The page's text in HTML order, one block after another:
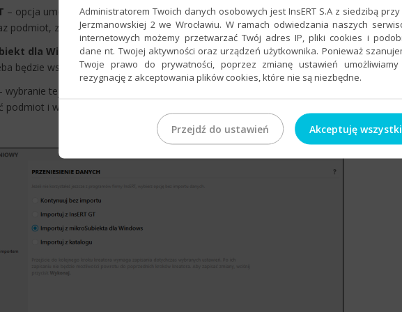
– opcja umożliwia przeniesienie danych z linii GT (w następnym kroku trzeba będzie
podmiot, z którego program pobierze dane)
dla Windows– zostaną przeniesione dane z mikro Subiekta dla Windows (w
będzie wskazać instancje oraz bazę, z którego program pobierze dane)
wybranie tej opcji spowoduje konieczność wskazania plik XML, z którego
podmiot i wczytać dane.
Administratorem Twoich danych osobowych jest InsERT S.A z siedzibą przy
Jerzmanowskiej 2 we Wrocławiu. W ramach odwiedzania naszych
internetowych możemy przetwarzać Twój adres IP, pliki cookies i
dane nt. Twojej aktywności oraz urządzeń użytkownika. Ponieważ
Twoje prawo do prywatności, poprzez zmianę ustawień umożliwiamy
rezygnację z akceptowania plików cookies, które nie są niezbędne.
Przejdź do ustawień Akceptuję